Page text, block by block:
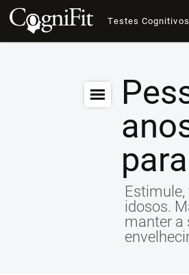
Testes Cognitivos
idosos.
manter a